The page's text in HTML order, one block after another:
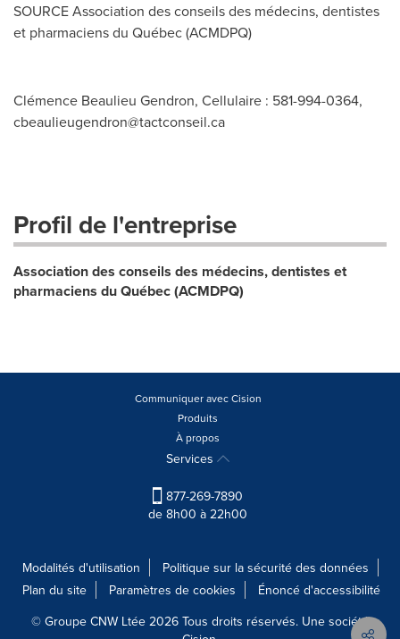
SOURCE Association des conseils des médecins, dentistes
et pharmaciens du Québec (ACMDPQ)
Clémence Beaulieu Gendron, Cellulaire : 581-994-0364,
cbeaulieugendron@tactconseil.ca
Profil de l'entreprise
Association des conseils des médecins, dentistes et
pharmaciens du Québec (ACMDPQ)
Communiquer avec Cision
Produits
À propos
Services
877-269-7890
de 8h00 à 22h00
Modalités d'utilisation
Politique sur la sécurité des données
Plan du site
Paramètres de cookies
Énoncé d'accessibilité
© Groupe CNW Ltée 2026 Tous droits réservés. Une société